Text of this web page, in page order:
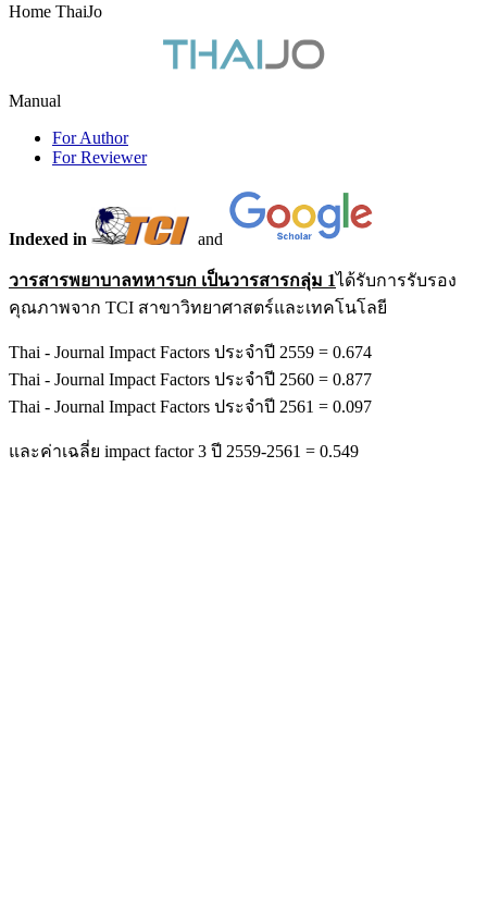
Home ThaiJo
Manual
For Author
For Reviewer
Indexed in and
วารสารพยาบาลทหารบก เป็นวารสารกลุ่ม 1ได้รับการรับรอง
คุณภาพจาก TCI สาขาวิทยาศาสตร์และเทคโนโลยี
Thai - Journal Impact Factors ประจำปี 2559 = 0.674
Thai - Journal Impact Factors ประจำปี 2560 = 0.877
Thai - Journal Impact Factors ประจำปี 2561 = 0.097
และค่าเฉลี่ย impact factor 3 ปี 2559-2561 = 0.549